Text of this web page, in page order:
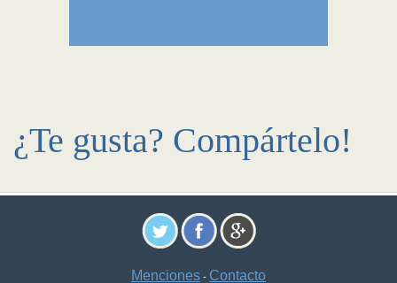
¿Te gusta? Compártelo!
Menciones - Contacto